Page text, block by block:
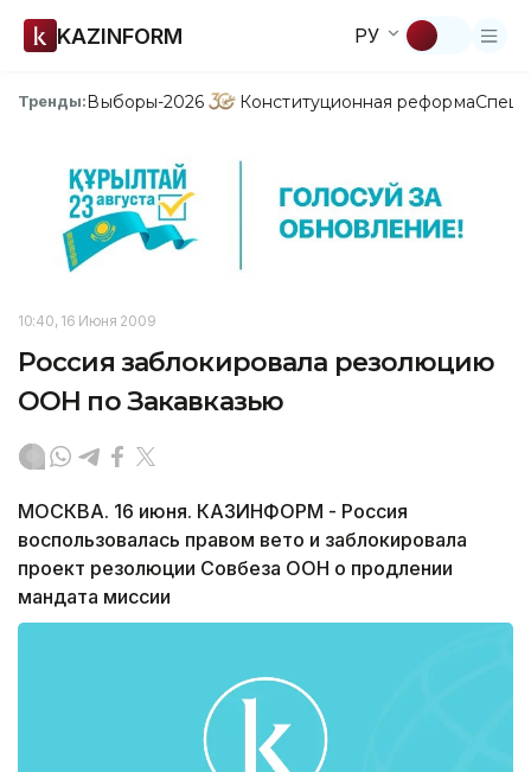
KAZINFORM РУ
Тренды:Выборы-2026 Конституционная реформа
10:40, 16 Июня 2009
Россия заблокировала резолюцию
ООН по Закавказью
МОСКВА. 16 июня. КАЗИНФОРМ - Россия
воспользовалась правом вето и заблокировала
проект резолюции Совбеза ООН о продлении
мандата миссии